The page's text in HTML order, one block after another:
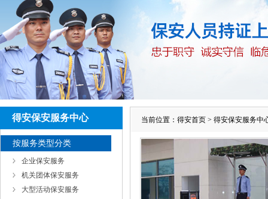
得安保安服务中心
按服务类型分类
企业保安服务
机关团体保安服务
大型活动保安服务
当前位置： 得安首页 > 得安保安服务中